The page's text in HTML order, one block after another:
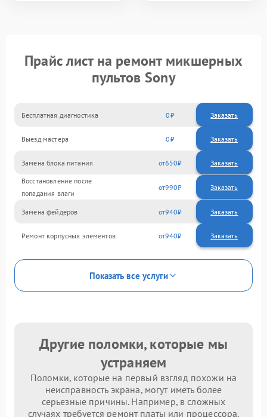
Прайс лист на ремонт микшерных
пультов Sony
Бесплатная диагностика 0 Заказать
Выезд мастера 0 Заказать
Замена блока питания 650
Восстановление после
попадания влаги
990
Замена фейдеров 940
Ремонт корпусных элементов 940
Показать все услуги
Другие поломки, которые мы
устраняем
Поломки, которые на первый взгляд похожи на
неисправность экрана, могут иметь более
серьезные причины. Например, в сложных
случаях требуется ремонт платы или процессора.